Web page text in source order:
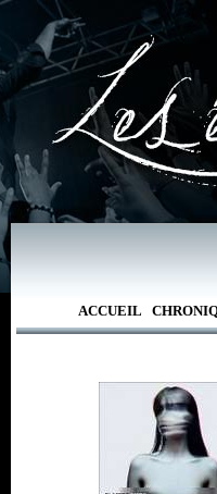
ACCUEIL